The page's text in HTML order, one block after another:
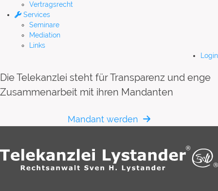
Vertragsrecht
Services
Seminare
Mediation
Links
Login
Die Telekanzlei steht für Transparenz und enge
Zusammenarbeit mit ihren Mandanten
Mandant werden